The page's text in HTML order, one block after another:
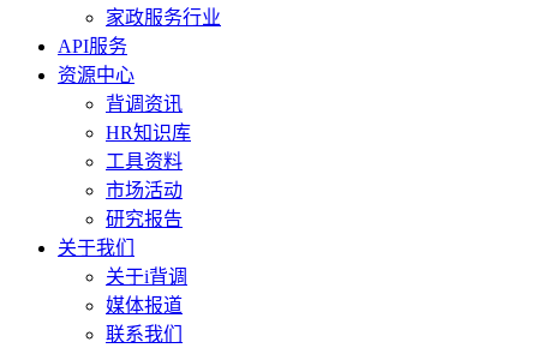
家政服务行业
API服务
资源中心
背调资讯
HR知识库
工具资料
市场活动
研究报告
关于我们
关于i背调
媒体报道
联系我们